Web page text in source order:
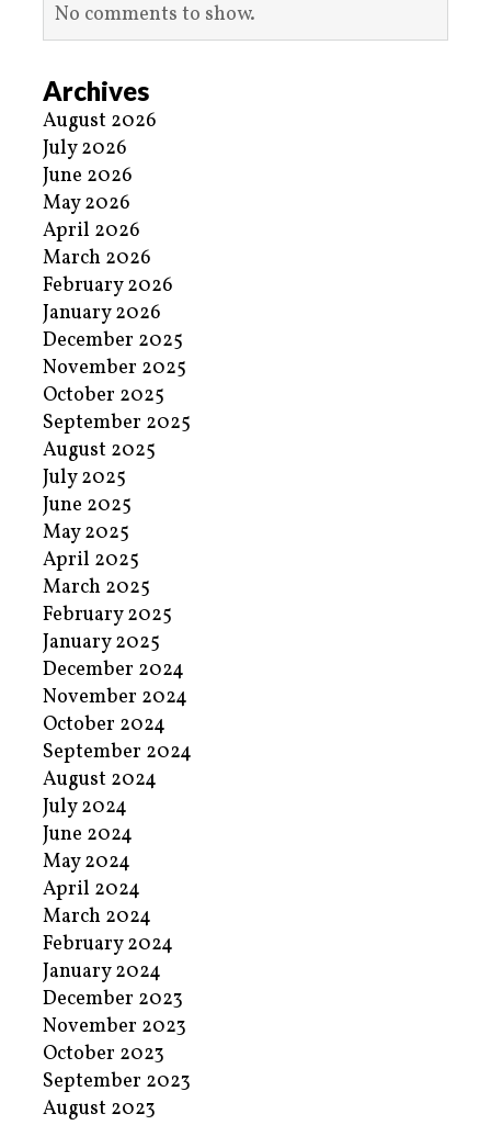
No comments to show.
Archives
August 2026
July 2026
June 2026
May 2026
April 2026
March 2026
February 2026
January 2026
December 2025
November 2025
October 2025
September 2025
August 2025
July 2025
June 2025
May 2025
April 2025
March 2025
February 2025
January 2025
December 2024
November 2024
October 2024
September 2024
August 2024
July 2024
June 2024
May 2024
April 2024
March 2024
February 2024
January 2024
December 2023
November 2023
October 2023
September 2023
August 2023